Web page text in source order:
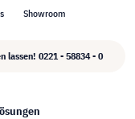
Showroom
lassen! 0221 - 58834 - 0